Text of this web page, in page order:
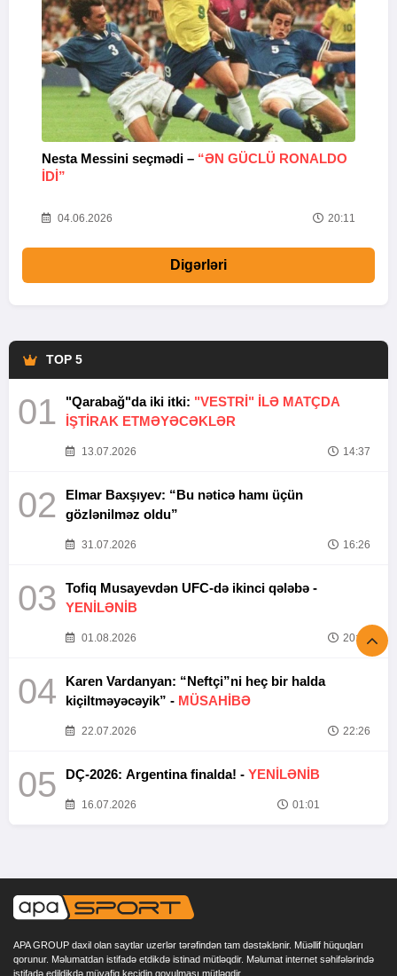
Nesta Messini seçmədi – “ƏN GÜCLÜ RONALDO
IDI”
04.06.2026 20:11
Digərləri
TOP 5
01 "Qarabağ"da iki itki: "VESTRİ" İLƏ MATÇDA
İŞTİRAK ETMƏYƏCƏKLƏR
13.07.2026 14:37
02
Elmar Baxşıyev: “Bu nəticə hamı üçün
gözlənilməz oldu”
31.07.2026 16:26
03
Tofiq Musayevdən UFC-də ikinci qələbə -
YENİLƏNİB
01.08.2026 20:52
04
Karen Vardanyan: “Neftçi”ni heç bir halda
kiçiltməyəcəyik” - MÜSAHİBƏ
22.07.2026 22:26
05 DÇ-2026: Argentina finalda! - YENİLƏNİB
16.07.2026 01:01
APA GROUP daxil olan saytlar uzerlər tərəfindən tam dəstəklənir. Müəllif hüquqları
qorunur. Məlumatdan istifadə etdikdə istinad mütləqdir. Məlumat internet səhifələrində
istifadə edildikdə müvafiq keçidin qoyulması mütləqdir.